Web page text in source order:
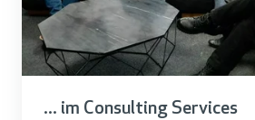
... im Consulting Services